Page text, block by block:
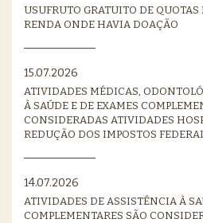
USUFRUTO GRATUITO DE QUOTAS
RENDA ONDE HAVIA DOAÇÃO
15.07.2026
ATIVIDADES MÉDICAS,
À SAÚDE E DE EXAMES
CONSIDERADAS ATIVIDADES
REDUÇÃO DOS IMPOSTOS
14.07.2026
ATIVIDADES DE ASSISTÊNCIA À
COMPLEMENTARES SÃO